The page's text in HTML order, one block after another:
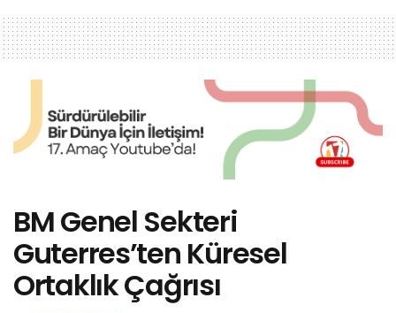
BM Genel Sekteri
Guterres’ten Küresel
Ortaklık Çağrısı